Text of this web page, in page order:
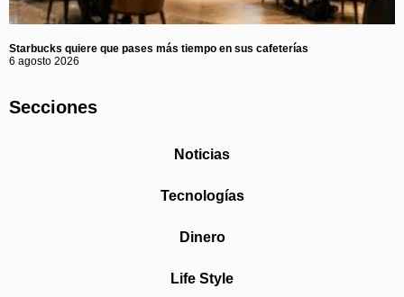
Starbucks quiere que pases más tiempo en sus cafeterías
6 agosto 2026
Secciones
Noticias
Tecnologías
Dinero
Life Style